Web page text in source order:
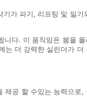
가 파기, 리프팅 및 밀기
니다. 이 움직임은 붐을
는 더 강력한 실린더가 더
제공 할 수있는 능력으로,